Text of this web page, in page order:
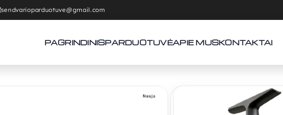
sendvarioparduotuve@gmail.com
PAGRINDINISPARDUOTUVĖAPIE MUSKONTAKTAI
Ritės Feederinės